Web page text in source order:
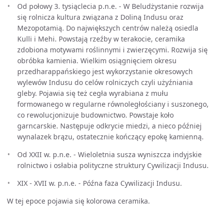
Od połowy 3. tysiąclecia p.n.e. - W Beludżystanie rozwija
się rolnicza kultura związana z Doliną Indusu oraz
Mezopotamią. Do największych centrów należą osiedla
Kulli i Mehi. Powstają rzeźby w terakocie, ceramika
zdobiona motywami roślinnymi i zwierzęcymi. Rozwija się
obróbka kamienia. Wielkim osiągnięciem okresu
przedharappańskiego jest wykorzystanie okresowych
wylewów Indusu do celów rolniczych czyli użyźniania
gleby. Pojawia się też cegła wyrabiana z mułu
formowanego w regularne równoległościany i suszonego,
co rewolucjonizuje budownictwo. Powstaje koło
garncarskie. Następuje odkrycie miedzi, a nieco później
wynalazek brązu, ostatecznie kończący epokę kamienną.
Od XXII w. p.n.e. - Wieloletnia susza wyniszcza indyjskie
rolnictwo i osłabia polityczne struktury Cywilizacji Indusu.
XIX - XVII w. p.n.e. - Późna faza Cywilizacji Indusu.
W tej epoce pojawia się kolorowa ceramika.